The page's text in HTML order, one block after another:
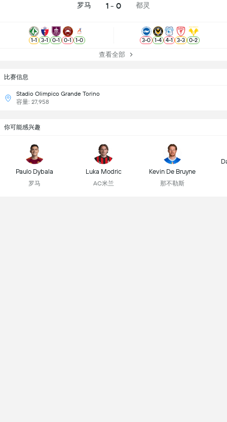
比赛信息
Stadio Olimpico Grande Torino
容量: 27,958
罗马 1 - 0 都灵
1-1 3-1 0-1 0-1 1-0 3-0 1-4 4-1 3-3 0-2
查看全部
你可能感兴趣
Paulo Dybala
罗马
Luka Modric
AC米兰
Kevin De Bruyne
那不勒斯